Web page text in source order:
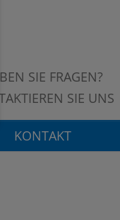
SIE FRAGEN?
SIE UNS
KONTAKT